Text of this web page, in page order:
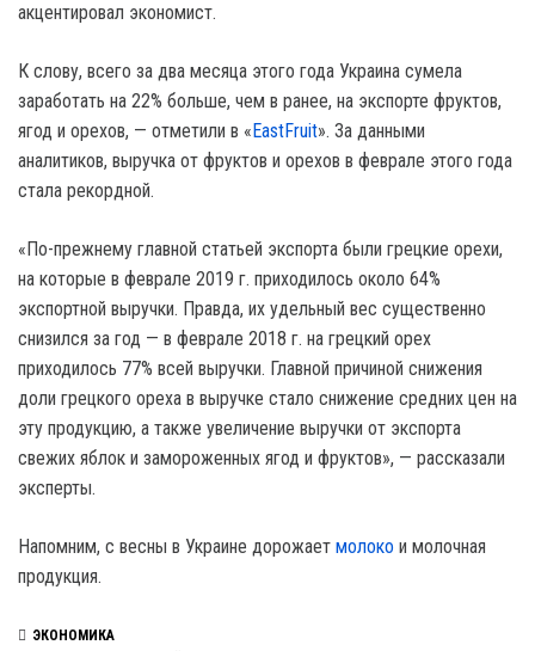
акцентировал экономист.
К слову, всего за два месяца этого года Украина сумела
заработать на 22% больше, чем в ранее, на экспорте фруктов,
ягод и орехов, — отметили в «EastFruit». За данными
аналитиков, выручка от фруктов и орехов в феврале этого года
стала рекордной.
«По-прежнему главной статьей экспорта были грецкие орехи,
на которые в феврале 2019 г. приходилось около 64%
экспортной выручки. Правда, их удельный вес существенно
снизился за год — в феврале 2018 г. на грецкий орех
приходилось 77% всей выручки. Главной причиной снижения
доли грецкого ореха в выручке стало снижение средних цен на
эту продукцию, а также увеличение выручки от экспорта
свежих яблок и замороженных ягод и фруктов», — рассказали
эксперты.
Напомним, с весны в Украине дорожает молоко и молочная
продукция.
ЭКОНОМИКА